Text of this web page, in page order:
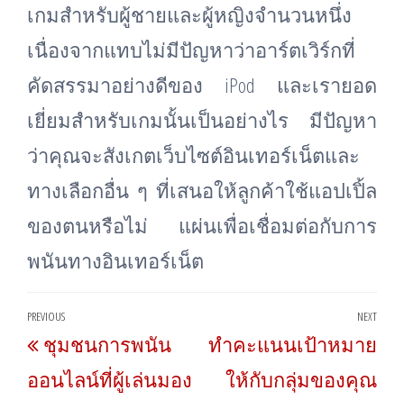
เกมสำหรับผู้ชายและผู้หญิงจำนวนหนึ่ง
เนื่องจากแทบไม่มีปัญหาว่าอาร์ตเวิร์กที่
คัดสรรมาอย่างดีของ iPod และเรายอด
เยี่ยมสำหรับเกมนั้นเป็นอย่างไร มีปัญหา
ว่าคุณจะสังเกตเว็บไซต์อินเทอร์เน็ตและ
ทางเลือกอื่น ๆ ที่เสนอให้ลูกค้าใช้แอปเปิ้ล
ของตนหรือไม่ แผ่นเพื่อเชื่อมต่อกับการ
พนันทางอินเทอร์เน็ต
Post
navigation
Previous
Post
PREVIOUS
ชุมชนการพนัน
ออนไลน์ที่ผู้เล่นมอง
NEXT
ทำคะแนนเป้าหมาย
ให้กับกลุ่มของคุณ